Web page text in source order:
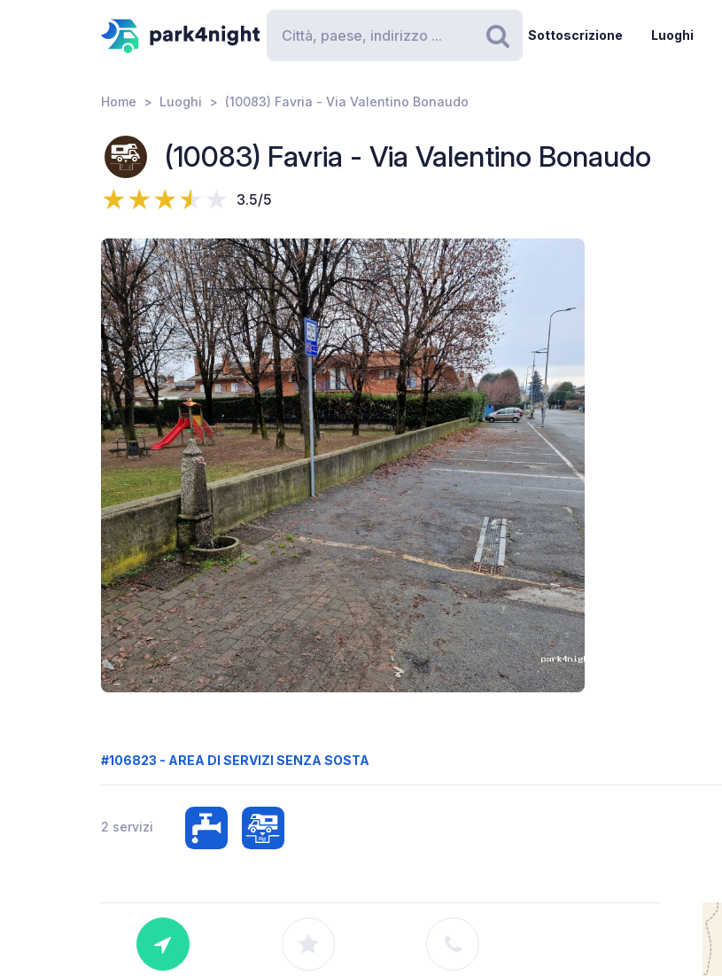
Ricerca
Sottoscrizione Luoghi
Home Luoghi (10083) Favria - Via Valentino Bonaudo
(10083) Favria - Via Valentino Bonaudo
3.5/5
#106823 - AREA DI SERVIZI SENZA SOSTA
2 servizi